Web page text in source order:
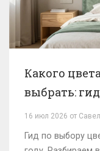
Какого
выбрать:
трендам
16 июл 2026 от
Гид по выбору